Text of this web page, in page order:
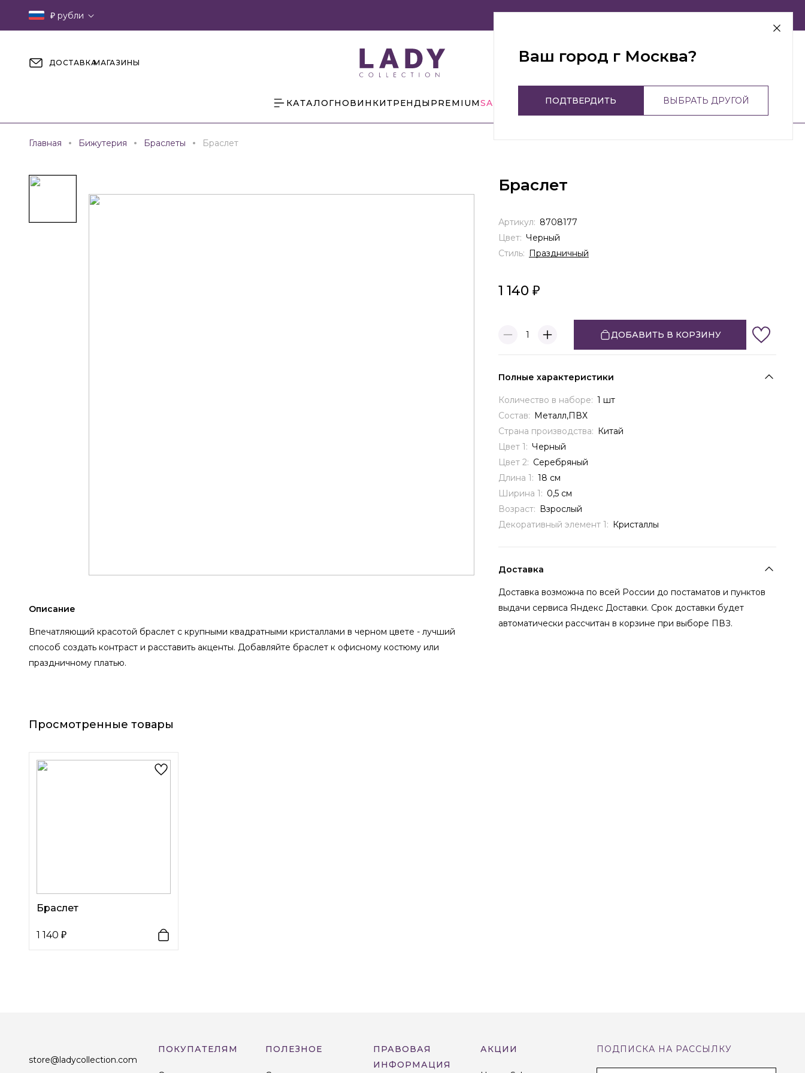
₽ рубли г Москва
ДОСТАВКАМАГАЗИНЫ
КАТАЛОГНОВИНКИТРЕНДЫ PREMIUMSALE
Главная Бижутерия Браслеты Браслет
Описание
Впечатляющий красотой браслет с крупными квадратными кристаллами в черном цвете - лучший
способ создать контраст и расставить акценты. Добавляйте браслет к офисному костюму или
праздничному платью.
Браслет
1 140
1 ДОБАВИТЬ В КОРЗИНУ
Артикул: 8708177
Цвет: Черный
Стиль: Праздничный
Полные характеристики
Количество в наборе: 1 шт
Состав: Металл,ПВХ
Страна производства: Китай
Цвет 1: Черный
Цвет 2: Серебряный
Длина 1: 18 см
Ширина 1: 0,5 см
Возраст: Взрослый
Декоративный элемент 1: Кристаллы
Доставка
Доставка возможна по всей России до постаматов и пунктов
выдачи сервиса Яндекс Доставки. Срок доставки будет
автоматически рассчитан в корзине при выборе ПВЗ.
Просмотренные товары
Браслет
1 140
ПОДПИСКА НА РАССЫЛКУ
store@ladycollection.com
ПОКУПАТЕЛЯМ ПОЛЕЗНОЕ
ПРАВОВАЯ
ИНФОРМАЦИЯ
АКЦИИ
Ваш город г Москва?
ПОДТВЕРДИТЬ ВЫБРАТЬ ДРУГОЙ